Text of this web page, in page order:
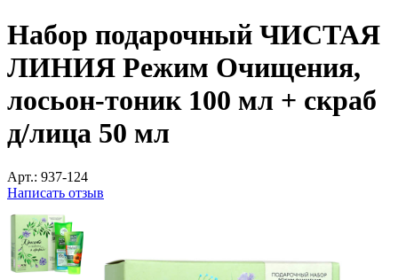
Набор подарочный ЧИСТАЯ
ЛИНИЯ Режим Очищения,
лосьон-тоник 100 мл + скраб
д/лица 50 мл
Арт.: 937-124
Написать отзыв